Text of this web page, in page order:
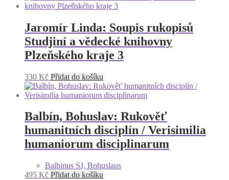
Jaromír Linda: Soupis rukopisů
Studjiní a vědecké knihovny
Plzeňského kraje 3
330 Kč Přidat do košíku
Balbín, Bohuslav: Rukověť
humanitních disciplín / Verisimilia
humaniorum disciplinarum
Balbinus SJ, Bohuslaus
495 Kč Přidat do košíku